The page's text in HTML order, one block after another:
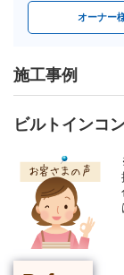
オーナー
施工事例
ビルトインコ